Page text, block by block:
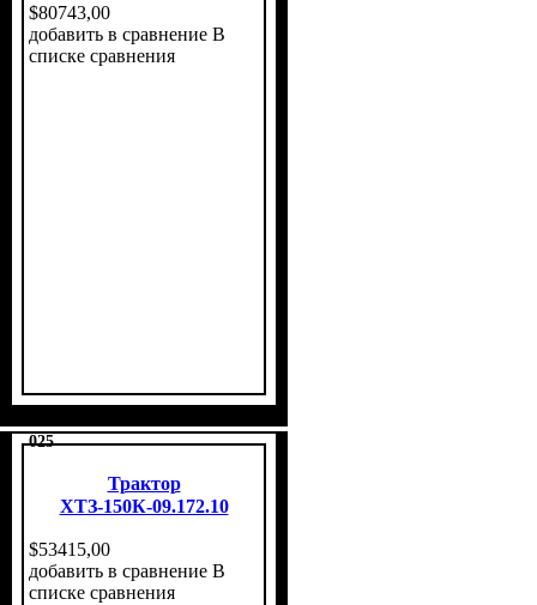
$80743,00
добавить в сравнение В
списке сравнения
025
Трактор
ХТЗ-150К-09.172.10
$53415,00
добавить в сравнение В
списке сравнения